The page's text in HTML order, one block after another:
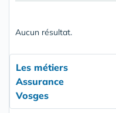
Aucun résultat.
Les métiers
Assurance
Vosges